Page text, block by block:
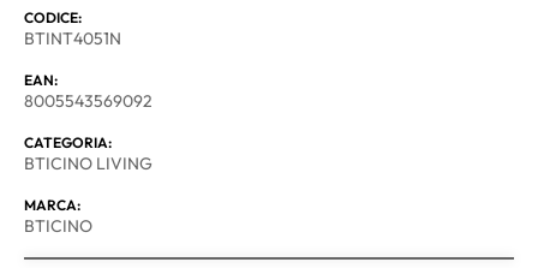
CODICE:
BTINT4051N
EAN:
8005543569092
CATEGORIA:
BTICINO LIVING
MARCA:
BTICINO